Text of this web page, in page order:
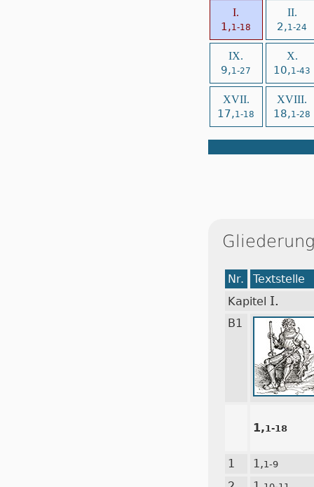
I.
1,1-18
II.
2,1-24
IX.
9,1-27
X.
10,1-43
XVII.
17,1-18
XVIII.
18,1-28
Nr.
Textstelle
Kapitel I.
B1
1,1-18
1 1,1-9